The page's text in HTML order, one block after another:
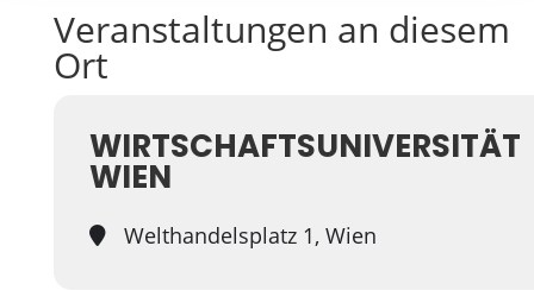
Veranstaltungen an diesem
Ort
WIRTSCHAFTSUNIVERSITÄT
WIEN
Welthandelsplatz 1, Wien